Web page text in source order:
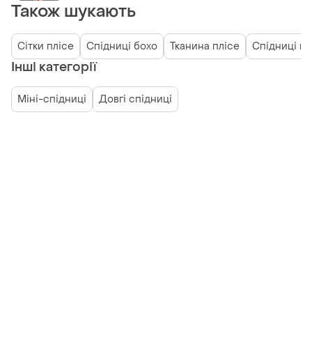
Також шукають
Сітки плісе Спідниці бохо Тканина плісе Спідниці
Інші категорії
Міні-спідниці Довгі спідниці